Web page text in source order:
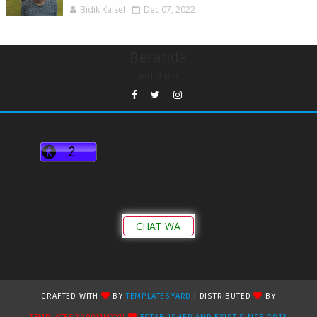
Bidik Kalsel Dec 07, 2022
CHAT WA
CRAFTED WITH BYTEMPLATESYARD | DISTRIBUTED
BY